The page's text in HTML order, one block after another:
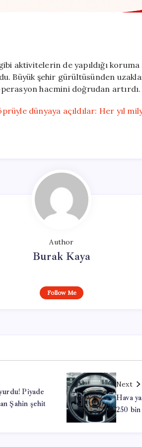
aktivitelerin de yapıldığı
Büyük şehir gürültüsünden
hacmini doğrudan artırdı.
dünyaya açıldılar: Her yıl
Author
Burak Kaya
Follow Me
Piyade
Şahin şehit
Next
Hava
250 bin